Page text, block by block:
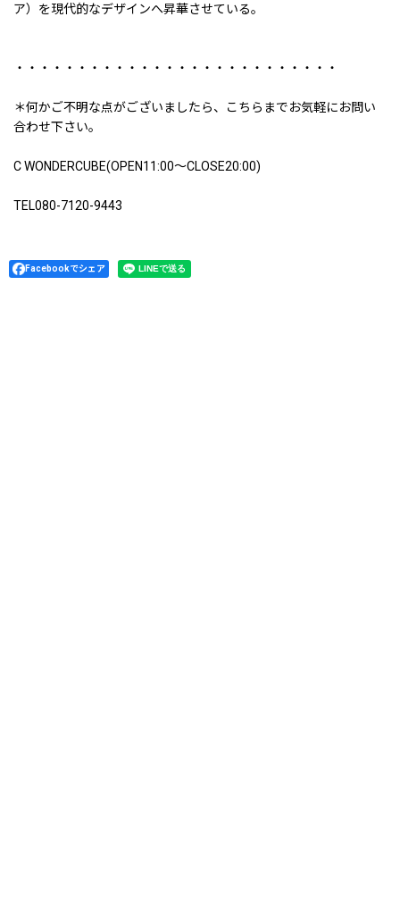
ア）を現代的なデザインへ昇華させている。
・・・・・・・・・・・・・・・・・・・・・・・・・・
＊何かご不明な点がございましたら、こちらまでお気軽にお問い
合わせ下さい。
C WONDERCUBE(OPEN11:00〜CLOSE20:00)
TEL080-7120-9443
Facebookでシェア